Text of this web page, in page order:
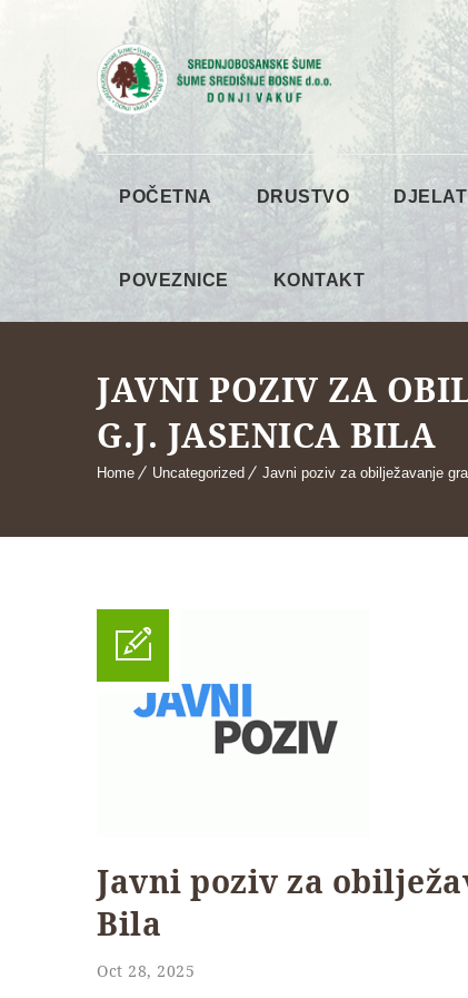
POČETNA DRUSTVO
POVEZNICE KONTAKT
JAVNI POZIV ZA
G.J. JASENICA BILA
Home Uncategorized Javni poziv za obilježavanje
Javni poziv za
Bila
Oct 28, 2025